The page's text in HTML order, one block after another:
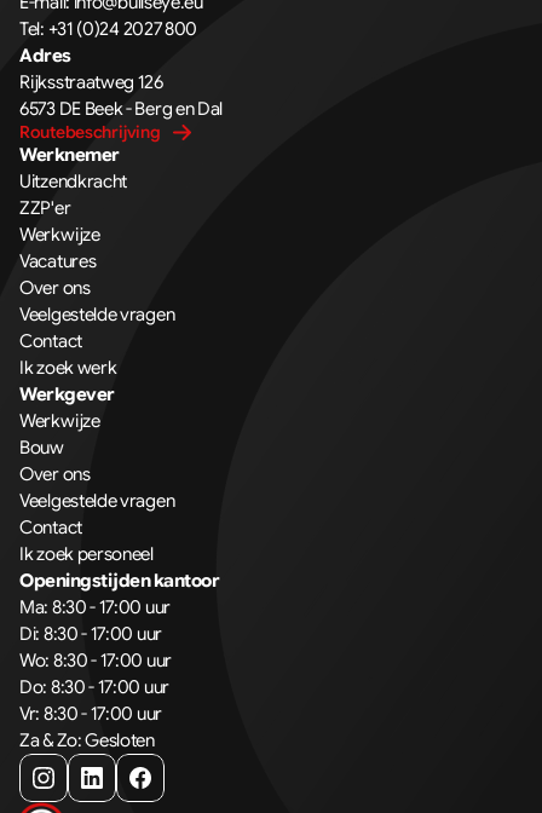
Tel: +31 (0)24 2027 800
Adres
Rijksstraatweg 126
6573 DE Beek - Berg en Dal
Routebeschrijving
Werknemer
Uitzendkracht
ZZP'er
Werkwijze
Vacatures
Over ons
Veelgestelde vragen
Contact
Ik zoek werk
Werkgever
Werkwijze
Bouw
Over ons
Veelgestelde vragen
Contact
Ik zoek personeel
Openingstijden kantoor
Ma: 8:30 - 17:00 uur
Di: 8:30 - 17:00 uur
Wo: 8:30 - 17:00 uur
Do: 8:30 - 17:00 uur
Vr: 8:30 - 17:00 uur
Za & Zo: Gesloten